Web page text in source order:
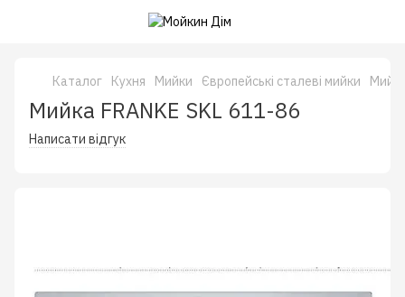
Каталог Кухня Мийки Європейські сталеві мийки
Мийка FRANKE SKL 611-86
Написати відгук